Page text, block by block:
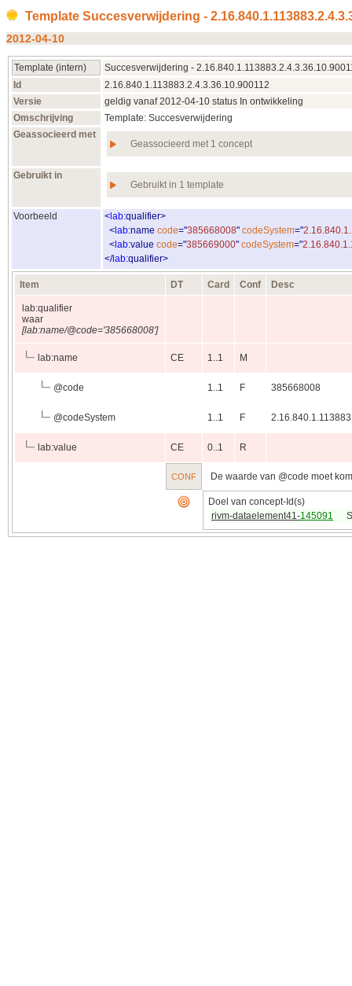
Template Succesverwijdering -
2012‑04‑10
Template (intern)
Succesverwijdering -
Id
2.16.840.1.113883.2.4.3.36.10.900112
Versie
geldig vanaf 2012‑04‑10 status In ontwikkeling
Omschrijving
Template: Succesverwijdering
Geassocieerd met
Geassocieerd met 1 concept
Gebruikt in
Gebruikt in 1 template
Voorbeeld < lab:qualifier>
< lab:name code="385668008" codeSystem="
< lab:value code="385669000" codeSystem="
</lab:qualifier>
Item DT Card Conf Desc
lab:qualifier
waar
[lab:name/@code='385668008']
lab:name CE 1..1 M
@code 1..1 F 385668008
@codeSystem 1..1 F
lab:value CE 0..1 R
CONF De waarde van @code moet
Doel van concept-Id(s)
rivm-dataelement41-145091